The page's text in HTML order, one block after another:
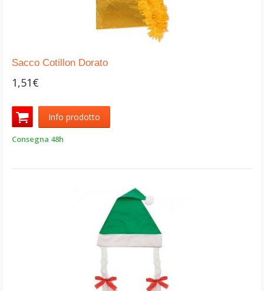
Sacco Cotillon Dorato
1,51€
Info prodotto
Consegna 48h